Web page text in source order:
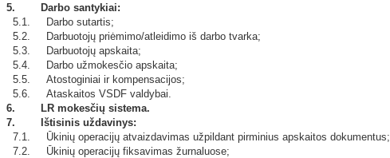
5. Darbo santykiai:
5.1. Darbo sutartis;
5.2. Darbuotojų priėmimo/atleidimo iš darbo tvarka;
5.3. Darbuotojų apskaita;
5.4. Darbo užmokesčio apskaita;
5.5. Atostoginiai ir kompensacijos;
5.6. Ataskaitos VSDF valdybai.
6. LR mokesčių sistema.
7. Ištisinis uždavinys:
7.1. Ūkinių operacijų atvaizdavimas užpildant pirminius apskaitos dokumentus;
7.2. Ūkinių operacijų fiksavimas žurnaluose;